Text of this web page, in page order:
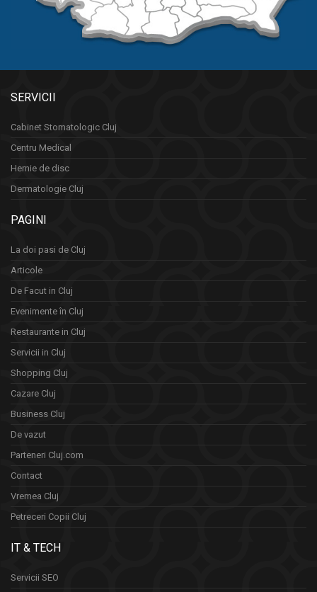
SERVICII
Cabinet Stomatologic Cluj
Centru Medical
Hernie de disc
Dermatologie Cluj
PAGINI
La doi pasi de Cluj
Articole
De Facut in Cluj
Evenimente în Cluj
Restaurante in Cluj
Servicii in Cluj
Shopping Cluj
Cazare Cluj
Business Cluj
De vazut
Parteneri Cluj.com
Contact
Vremea Cluj
Petreceri Copii Cluj
IT & TECH
Servicii SEO